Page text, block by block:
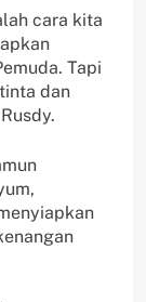
cara kita
Tapi
dan